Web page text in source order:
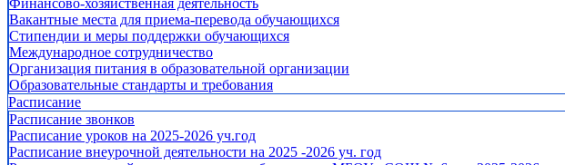
Финансово-хозяйственная деятельность
Вакантные места для приема-перевода обучающихся
Стипендии и меры поддержки обучающихся
Международное сотрудничество
Организация питания в образовательной организации
Образовательные стандарты и требования
Расписание
Расписание звонков
Расписание уроков на 2025-2026 уч.год
Расписание внеурочной деятельности на 2025 -2026 уч. год